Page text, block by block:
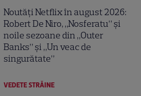
Noutăți Netflix în august 2026:
Robert De Niro, „Nosferatu” și
noile sezoane din „Outer
Banks” și „Un veac de
singurătate”
VEDETE STRĂINE